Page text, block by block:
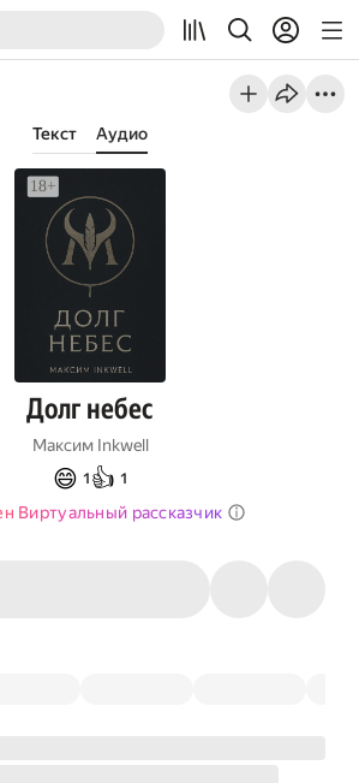
Текст Аудио
Долг небес
Максим Inkwell
😄 1 👍 1
Виртуальный рассказчик